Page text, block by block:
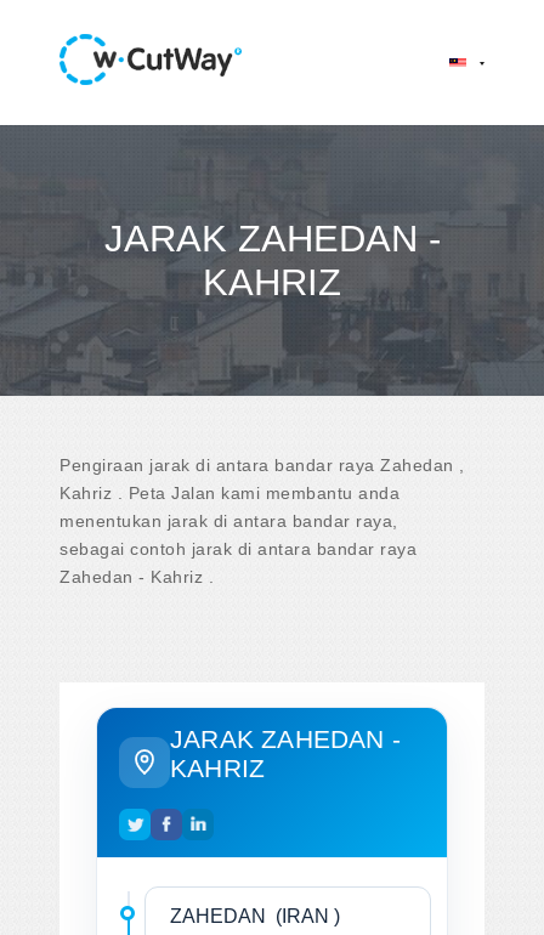
JARAK ZAHEDAN -
KAHRIZ
Pengiraan jarak di antara bandar raya Zahedan ,
Kahriz . Peta Jalan kami membantu anda
menentukan jarak di antara bandar raya,
sebagai contoh jarak di antara bandar raya
Zahedan - Kahriz .
JARAK ZAHEDAN -
KAHRIZ